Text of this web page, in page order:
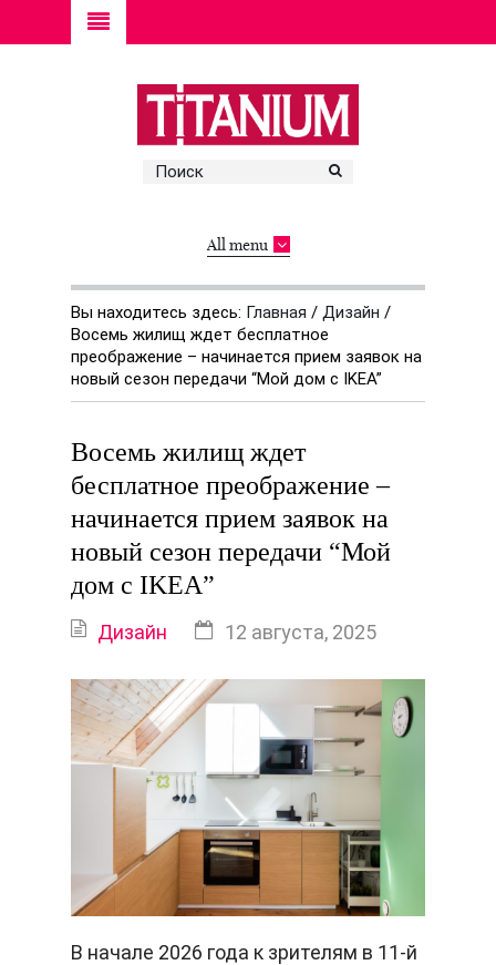
All menu
Вы находитесь здесь: Главная / Дизайн /
Восемь жилищ ждет бесплатное
преображение – начинается прием заявок на
новый сезон передачи “Мой дом с IKEA”
Восемь жилищ ждет
бесплатное преображение –
начинается прием заявок на
новый сезон передачи “Мой
дом с IKEA”
Дизайн 12 августа, 2025
В начале 2026 года к зрителям в 11-й